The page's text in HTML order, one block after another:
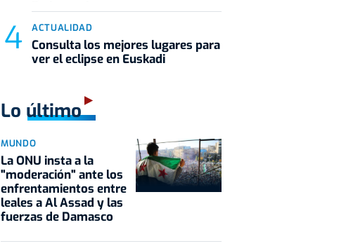
ACTUALIDAD
Consulta los mejores lugares para
ver el eclipse en Euskadi
Lo último
MUNDO
La ONU insta a la
"moderación" ante los
enfrentamientos entre
leales a Al Assad y las
fuerzas de Damasco